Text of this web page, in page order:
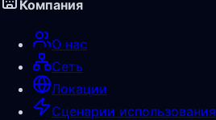
Компания
О нас
Сеть
Локации
Сценарии использования